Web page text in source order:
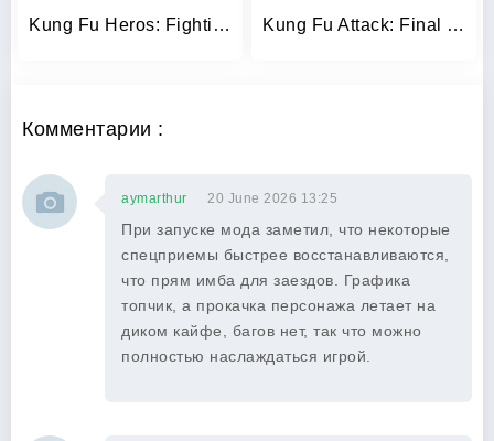
Kung Fu Heros: Fighting Game Kung Fu Attack: Final Fight
Комментарии :
aymarthur 20 June 2026 13:25
При запуске мода заметил, что некоторые
спецприемы быстрее восстанавливаются,
что прям имба для заездов. Графика
топчик, а прокачка персонажа летает на
диком кайфе, багов нет, так что можно
полностью наслаждаться игрой.